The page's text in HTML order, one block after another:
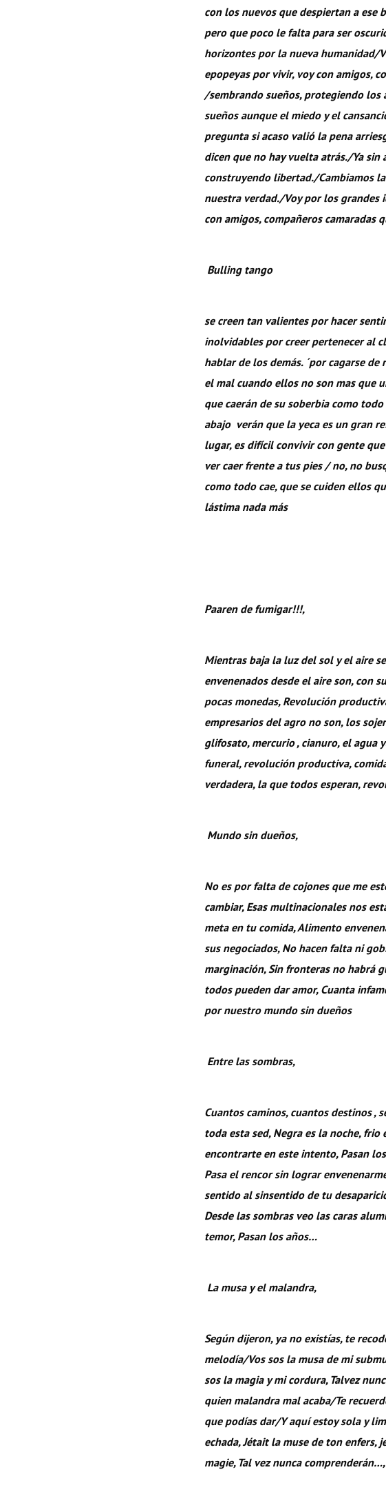
con los nuevos que despiertan a
pero que poco le falta para ser
horizontes por la nueva humanidad/
epopeyas por vivir, voy con amigos,
/sembrando sueños, protegiendo
sueños aunque el miedo y el
pregunta si acaso valió la pena
dicen que no hay vuelta atrás./Ya sin
construyendo libertad./Cambiamos
nuestra verdad./Voy por los grandes
con amigos, compañeros camaradas
Bulling tango
se creen tan valientes por hacer
inolvidables por creer pertenecer al
hablar de los demás. ´por cagarse
el mal cuando ellos no son mas que
que caerán de su soberbia como
abajo verán que la yeca es un gran
lugar, es difícil convivir con gente
ver caer frente a tus pies / no, no
como todo cae, que se cuiden ellos
lástima nada más
Paaren de fumigar!!!,
Mientras baja la luz del sol y el aire
envenenados desde el aire son, con
pocas monedas, Revolución
empresarios del agro no son, los
glifosato, mercurio , cianuro, el agua
funeral, revolución productiva,
verdadera, la que todos esperan,
Mundo sin dueños,
No es por falta de cojones que me
cambiar, Esas multinacionales nos
meta en tu comida, Alimento
sus negociados, No hacen falta ni
marginación, Sin fronteras no habrá
todos pueden dar amor, Cuanta
por nuestro mundo sin dueños
Entre las sombras,
Cuantos caminos, cuantos destinos ,
toda esta sed, Negra es la noche,
encontrarte en este intento, Pasan
Pasa el rencor sin lograr
sentido al sinsentido de tu
Desde las sombras veo las caras
temor, Pasan los años…
La musa y el malandra,
Según dijeron, ya no existías, te
melodía/Vos sos la musa de mi
sos la magia y mi cordura, Talvez
quien malandra mal acaba/Te
que podías dar/Y aquí estoy sola y
echada, Jétait la muse de ton
magie, Tal vez nunca comprenderán…,